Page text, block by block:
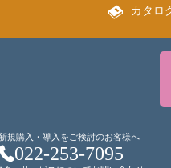
カタロ
新規購入・導入をご検討のお客様へ
022-253-7095